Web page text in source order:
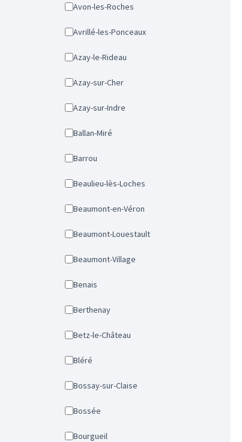
Avon-les-Roches
Avrillé-les-Ponceaux
Azay-le-Rideau
Azay-sur-Cher
Azay-sur-Indre
Ballan-Miré
Barrou
Beaulieu-lès-Loches
Beaumont-en-Véron
Beaumont-Louestault
Beaumont-Village
Benais
Berthenay
Betz-le-Château
Bléré
Bossay-sur-Claise
Bossée
Bourgueil